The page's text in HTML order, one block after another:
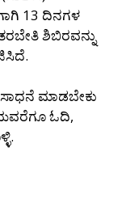
13 ದಿನಗಳ
ಶಿಬಿರವನ್ನು
ಮಾಡಬೇಕು
ಓದಿ,